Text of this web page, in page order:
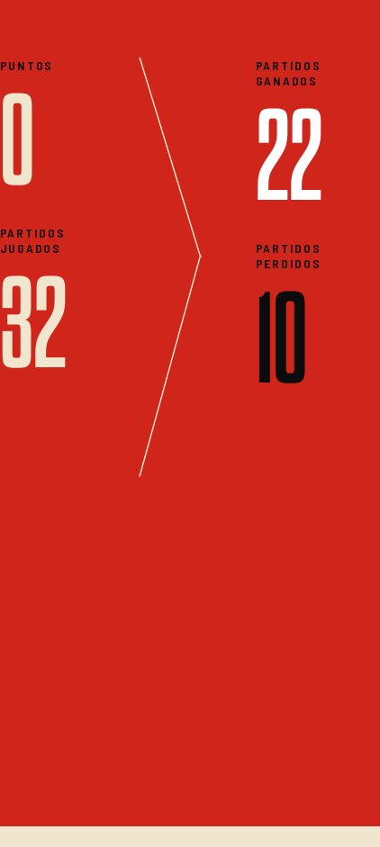
PUNTOS
0
PARTIDOS
JUGADOS
32
PARTIDOS
GANADOS
22
PARTIDOS
PERDIDOS
10